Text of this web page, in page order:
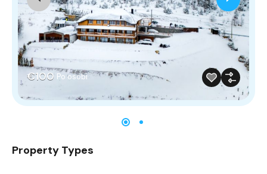
€100 Po osobi
Property Types